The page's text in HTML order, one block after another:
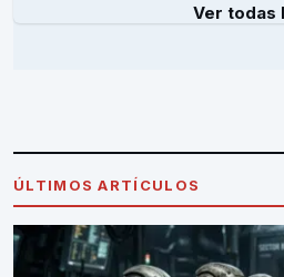
Ver todas
ÚLTIMOS ARTÍCULOS